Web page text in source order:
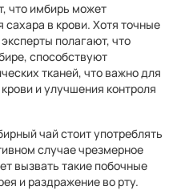
что имбирь может
сахара в крови. Хотя точные
полагают, что
способствуют
тканей, что важно для
и улучшения контроля
чай стоит употреблять
случае чрезмерное
вызвать такие побочные
и раздражение во рту.